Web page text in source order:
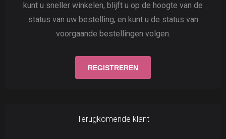
kunt u sneller winkelen, blijft u op de hoogte van de
status van uw bestelling, en kunt u de status van
voorgaande bestellingen volgen.
Terugkomende klant